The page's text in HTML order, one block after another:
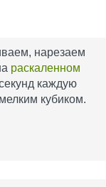
нарезаем
раскаленном
каждую
кубиком.